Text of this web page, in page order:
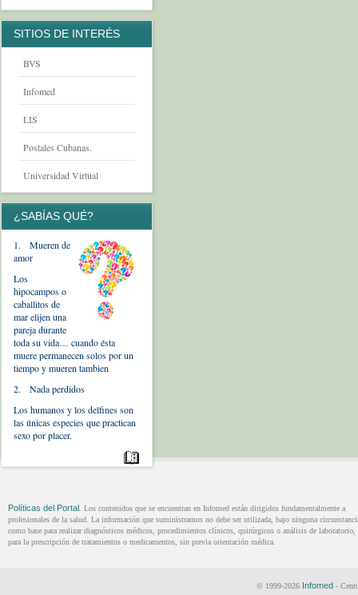
SITIOS DE INTERÉS
BVS
Infomed
LIS
Postales Cubanas.
Universidad Virtual
¿SABÍAS QUÉ?
1. Mueren de
amor
Los
hipocampos o
caballitos de
mar elijen una
pareja durante
toda su vida… cuando ésta
muere permanecen solos por un
tiempo y mueren tambien
2. Nada perdidos
Los humanos y los delfines son
las únicas especies que practican
sexo por placer.
Políticas del Portal . Los contenidos que se encuentran en Infomed están dirigidos fundamentalmente a
profesionales de la salud. La información que suministramos no debe ser utilizada, bajo ninguna
como base para realizar diagnósticos médicos, procedimientos clínicos, quirúrgicos o análisis de laboratorio,
para la prescripción de tratamientos o medicamentos, sin previa orientación médica.
© 1999-2026 Infomed -